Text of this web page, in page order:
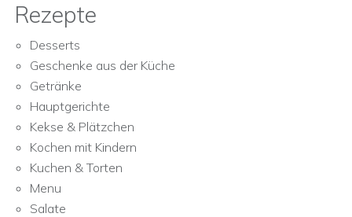
Rezepte
Desserts
Geschenke aus der Küche
Getränke
Hauptgerichte
Kekse & Plätzchen
Kochen mit Kindern
Kuchen & Torten
Menu
Salate